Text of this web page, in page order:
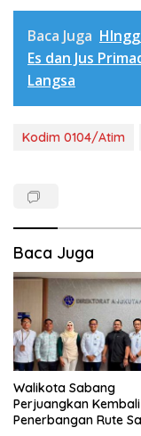
Baca Juga
Es dan Jus
Langsa
Kodim 0104/Atim
Baca Juga
Walikota Sabang
Perjuangkan Kembali
Penerbangan Rute